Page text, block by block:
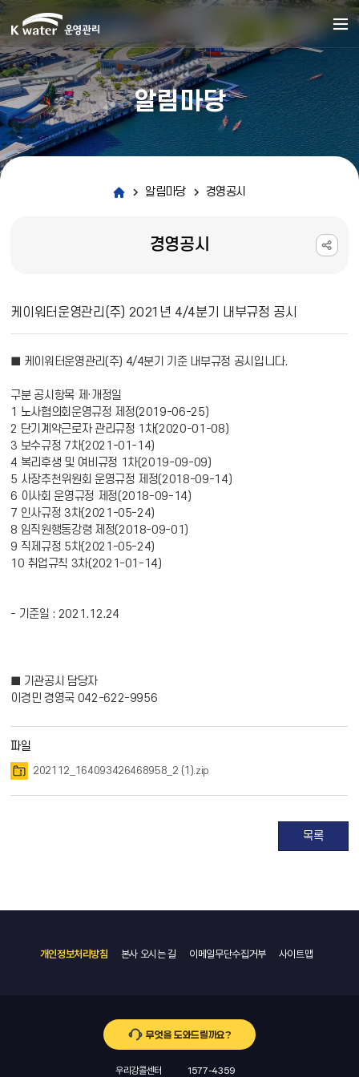
알림마당
알림마당 경영공시
경영공시
케이워터운영관리(주) 2021년 4/4분기 내부규정 공시
■ 케이워터운영관리(주) 4/4분기 기준 내부규정 공시입니다.
구분 공시항목 제·개정일
1 노사협의회운영규정 제정(2019-06-25)
2 단기계약근로자 관리규정 1차(2020-01-08)
3 보수규정 7차(2021-01-14)
4 복리후생 및 여비규정 1차(2019-09-09)
5 사장추천위원회 운영규정 제정(2018-09-14)
6 이사회 운영규정 제정(2018-09-14)
7 인사규정 3차(2021-05-24)
8 임직원행동강령 제정(2018-09-01)
9 직제규정 5차(2021-05-24)
10 취업규칙 3차(2021-01-14)
- 기준일 : 2021.12.24
■ 기관공시 담당자
이경민 경영국 042-622-9956
파일
202112_164093426468958_2 (1).zip
목록
개인정보처리방침 본사 오시는 길 이메일무단수집거부 사이트맵
무엇을 도와드릴까요?
우리강콜센터 1577-4359